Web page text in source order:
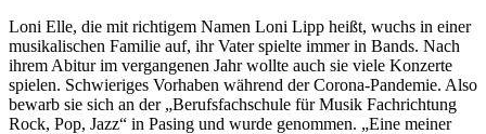
Loni Elle, die mit richtigem Namen Loni Lipp heißt, wuchs in einer
musikalischen Familie auf, ihr Vater spielte immer in Bands. Nach
ihrem Abitur im vergangenen Jahr wollte auch sie viele Konzerte
spielen. Schwieriges Vorhaben während der Corona-Pandemie. Also
bewarb sie sich an der „Berufsfachschule für Musik Fachrichtung
Rock, Pop, Jazz“ in Pasing und wurde genommen. „Eine meiner